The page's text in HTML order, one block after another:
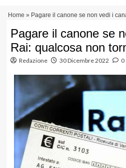
contenuto
Home » Pagare il canone se non vedi i
Pagare il canone se
Rai: qualcosa non
Redazione 30 Dicembre 2022 0